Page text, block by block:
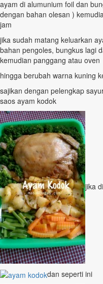
ayam di alumunium foil dan
dengan bahan olesan )
jam
jika sudah matang keluarkan
bahan pengoles, bungkus lagi
kemudian panggang atau oven
hingga berubah warna kuning
sajikan dengan pelengkap
saos ayam kodok
jika
dan seperti ini